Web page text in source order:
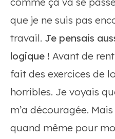
que je ne suis pas
travail. Je pensais
logique ! Avant de
fait des exercices de
horribles. Je voyais
m’a découragée.
quand même pour